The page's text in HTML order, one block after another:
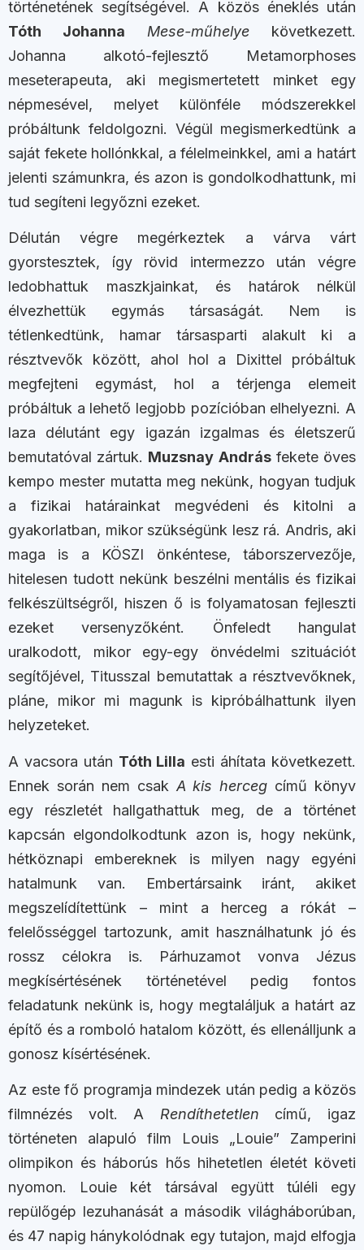
történetének segítségével. A közös éneklés után
Tóth Johanna
Mese-műhelye következett.
Johanna alkotó-fejlesztő Metamorphoses
meseterapeuta, aki megismertetett minket egy
népmesével, melyet különféle módszerekkel
próbáltunk feldolgozni. Végül megismerkedtünk a
saját fekete hollónkkal, a félelmeinkkel, ami a határt
jelenti számunkra, és azon is gondolkodhattunk, mi
tud segíteni legyőzni ezeket.
Délután végre megérkeztek a várva várt
gyorstesztek, így rövid intermezzo után végre
ledobhattuk maszkjainkat, és határok nélkül
élvezhettük egymás társaságát. Nem is
tétlenkedtünk, hamar társasparti alakult ki a
résztvevők között, ahol hol a Dixittel próbáltuk
megfejteni egymást, hol a térjenga elemeit
próbáltuk a lehető legjobb pozícióban elhelyezni. A
laza délutánt egy igazán izgalmas és életszerű
bemutatóval zártuk. Muzsnay Andrásfekete öves
kempo mester mutatta meg nekünk, hogyan tudjuk
a fizikai határainkat megvédeni és kitolni a
gyakorlatban, mikor szükségünk lesz rá. Andris, aki
maga is a KÖSZI önkéntese, táborszervezője,
hitelesen tudott nekünk beszélni mentális és fizikai
felkészültségről, hiszen ő is folyamatosan fejleszti
ezeket versenyzőként. Önfeledt hangulat
uralkodott, mikor egy-egy önvédelmi szituációt
segítőjével, Titusszal bemutattak a résztvevőknek,
pláne, mikor mi magunk is kipróbálhattunk ilyen
helyzeteket.
A vacsora után Tóth Lilla esti áhítata következett.
Ennek során nem csak A kis herceg című könyv
egy részletét hallgathattuk meg, de a történet
kapcsán elgondolkodtunk azon is, hogy nekünk,
hétköznapi embereknek is milyen nagy egyéni
hatalmunk van. Embertársaink iránt, akiket
megszelídítettünk – mint a herceg a rókát –
felelősséggel tartozunk, amit használhatunk jó és
rossz célokra is. Párhuzamot vonva Jézus
megkísértésének történetével pedig fontos
feladatunk nekünk is, hogy megtaláljuk a határt az
építő és a romboló hatalom között, és ellenálljunk a
gonosz kísértésének.
Az este fő programja mindezek után pedig a közös
filmnézés volt. A Rendíthetetlen című, igaz
történeten alapuló film Louis „Louie” Zamperini
olimpikon és háborús hős hihetetlen életét követi
nyomon. Louie két társával együtt túléli egy
repülőgép lezuhanását a második világháborúban,
és 47 napig hánykolódnak egy tutajon, majd elfogja